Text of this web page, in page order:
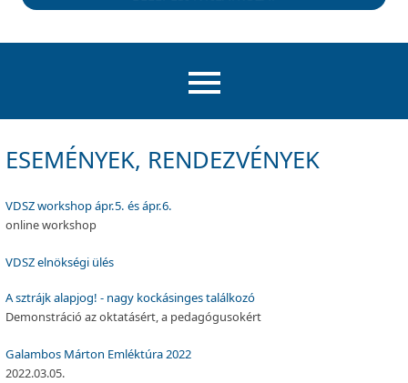
ESEMÉNYEK, RENDEZVÉNYEK
VDSZ workshop ápr.5. és ápr.6.
online workshop
VDSZ elnökségi ülés
A sztrájk alapjog! - nagy kockásinges találkozó
Demonstráció az oktatásért, a pedagógusokért
Galambos Márton Emléktúra 2022
2022.03.05.